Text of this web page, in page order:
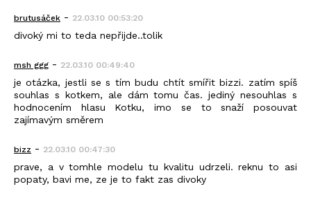
brutusáček - 22.03.10 00:53:20
divoký mi to teda nepřijde..tolik
msh ggg - 22.03.10 00:49:40
je otázka, jestli se s tím budu chtít smířit bizzi. zatím spíš
souhlas s kotkem, ale dám tomu čas. jediný nesouhlas s
hodnocením hlasu Kotku, imo se to snaží posouvat
zajímavým směrem
bizz - 22.03.10 00:47:30
prave, a v tomhle modelu tu kvalitu udrzeli. reknu to asi
popaty, bavi me, ze je to fakt zas divoky